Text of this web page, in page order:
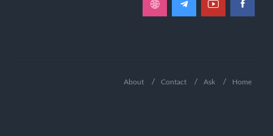
Home
Ask
Contact
About